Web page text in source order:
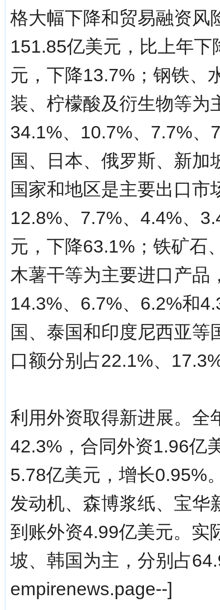
格大幅下降和贸易融资风
151.85亿美元，比上年
元，下降13.7%；钢铁、
装、柠檬酸及衍生物等为
34.1%、10.7%、7.7%、
国、日本、俄罗斯、新
国家和地区是主要出口
12.8%、7.7%、4.4%、
元，下降63.1%；铁矿石
木薯干等为主要进口产品
14.3%、6.7%、6.2%和
国、泰国和印度尼西亚
口额分别占22.1%、
利用外资取得新进展。全
42.3%，合同外资1.96亿
5.78亿美元，增长0.95%
发动机、森博浆纸、宝华
到账外资4.99亿美元。实
坡、韩国为主，分别占
empirenews.page--]